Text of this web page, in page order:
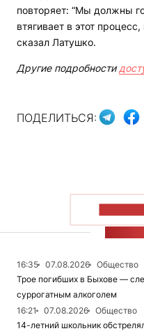
повторяет: “Мы должны
втягивает в этот
сказал Латушко.
Другие подробности
ПОДЕЛИТЬСЯ:
16:35 07.08.2026
Общество
Трое погибших в Быхове —
суррогатным алкоголем
16:21
07.08.2026
Общество
14-летний школьник